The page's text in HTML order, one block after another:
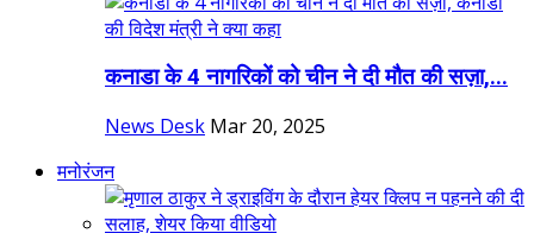
कनाडा के 4 नागरिकों को चीन ने दी मौत की सज़ा,...
News Desk Mar 20, 2025
मनोरंजन